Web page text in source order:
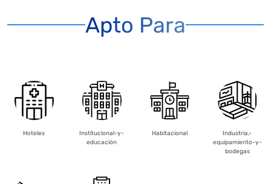
Apto Para
Hoteles
Institucional-y-
educación
Habitacional
Industria,-
equipamiento-y-
bodegas